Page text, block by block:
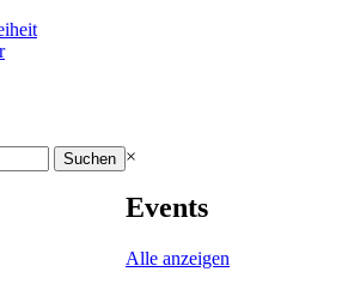
×
Events
Alle anzeigen